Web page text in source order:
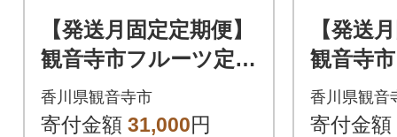
【発送月固定定期便】
観音寺市フルーツ定期
便(シャインマスカッ
ト+さぬきひめいち
香川県観音寺市
寄付金額 31,000円
【発送
観音寺
便(シャ
ト+さぬ
香川県観音
寄付金額